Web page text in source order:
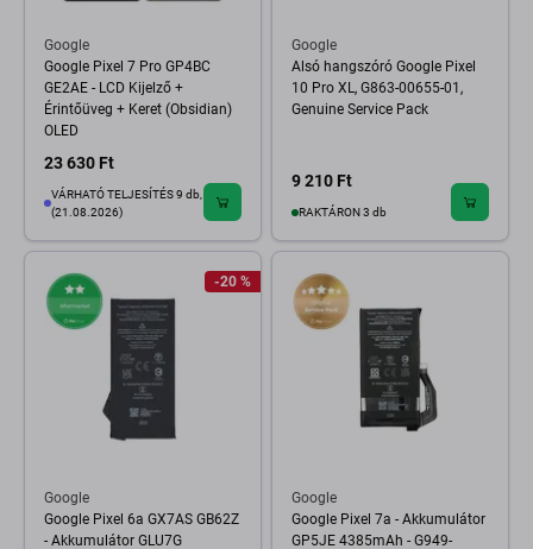
Google
Google Pixel 7 Pro GP4BC
GE2AE - LCD Kijelző +
Érintőüveg + Keret (Obsidian)
OLED
23 630 Ft
VÁRHATÓ TELJESÍTÉS 9 db,
(21.08.2026)
Google
Alsó hangszóró Google Pixel
10 Pro XL, G863-00655-01,
Genuine Service Pack
9 210 Ft
RAKTÁRON 3 db
-20 %
Google
Google Pixel 6a GX7AS GB62Z
- Akkumulátor GLU7G
Google
Google Pixel 7a - Akkumulátor
GP5JE 4385mAh - G949-